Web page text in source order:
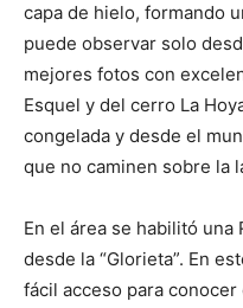
capa de hielo, formando
puede observar solo
mejores fotos con
Esquel y del cerro La
congelada y desde el
que no caminen sobre la
En el área se habilitó
desde la “Glorieta”. En
fácil acceso para